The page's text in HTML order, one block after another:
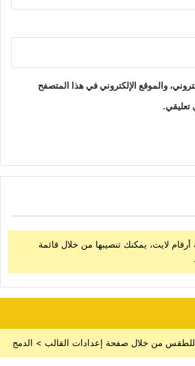
والموقع الإلكتروني في هذا المتصفح
تعليقي.
لايت، يمكنك تنصيبها من خلال قائمة